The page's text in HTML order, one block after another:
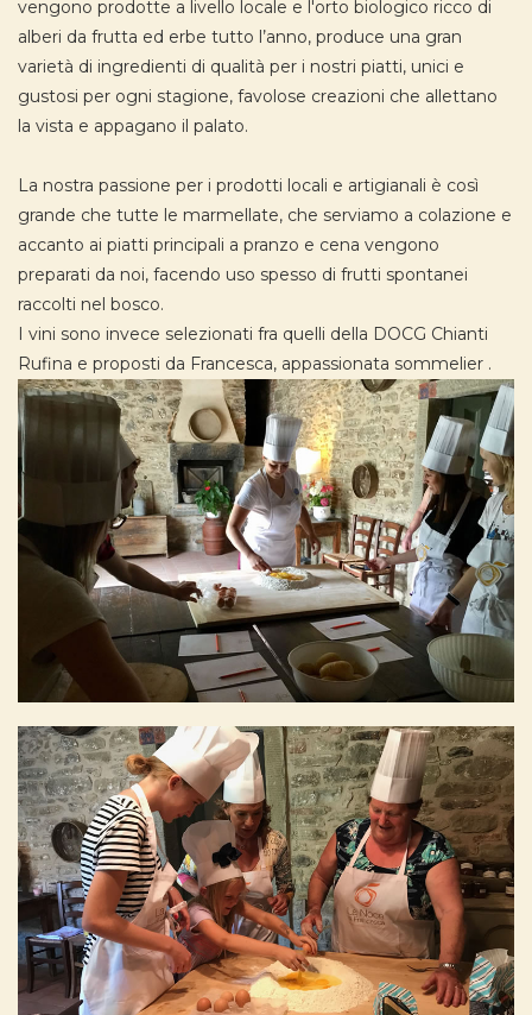
vengono prodotte a livello locale e l'orto biologico ricco di
alberi da frutta ed erbe tutto l’anno, produce una gran
varietà di ingredienti di qualità per i nostri piatti, unici e
gustosi per ogni stagione, favolose creazioni che allettano
la vista e appagano il palato.
La nostra passione per i prodotti locali e artigianali è così
grande che tutte le marmellate, che serviamo a colazione e
accanto ai piatti principali a pranzo e cena vengono
preparati da noi, facendo uso spesso di frutti spontanei
raccolti nel bosco.
I vini sono invece selezionati fra quelli della DOCG Chianti
Rufina e proposti da Francesca, appassionata sommelier .